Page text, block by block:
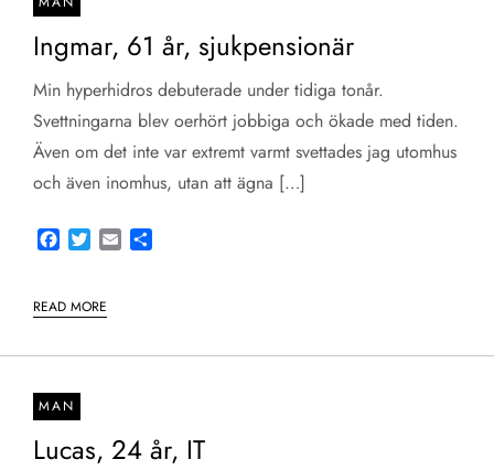
Ingmar, 61 år, sjukpensionär
Min hyperhidros debuterade under tidiga tonår.
Svettningarna blev oerhört jobbiga och ökade med tiden.
Även om det inte var extremt varmt svettades jag utomhus
och även inomhus, utan att ägna […]
Facebook
TwitterEmail
READ MORE
MAN
Lucas, 24 år, IT